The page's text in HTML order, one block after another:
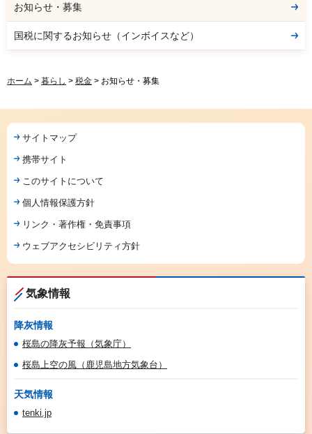
お知らせ・募集
国税に関するお知らせ（インボイスなど）
ホーム > 暮らし > 税金 > お知らせ・募集
サイトマップ
携帯サイト
このサイトについて
個人情報保護方針
リンク・著作権・免責事項
ウェブアクセシビリティ方針
気象情報
降灰情報
桜島の降灰予報（気象庁）
桜島上空の風（鹿児島地方気象台）
天気情報
tenki.jp